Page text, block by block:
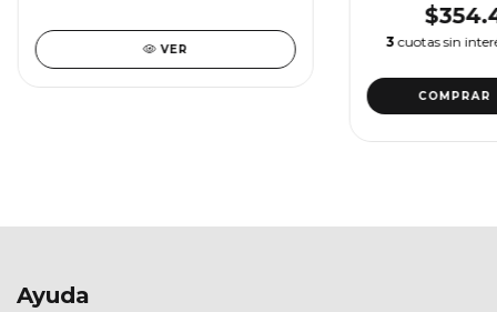
VER 3 cuotas sin
COMPRAR
Ayuda